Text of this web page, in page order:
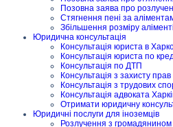
Позовна заява про
Стягнення пені за
Збільшення розміру
Юридична консультація
Консультація юриста в
Консультація юриста по
Консультація по ДТП
Консультація з захисту
Консультація з трудових
Консультація адвоката
Отримати юридичну
Юридичні послуги для іноземців
Розлучення з громадянином